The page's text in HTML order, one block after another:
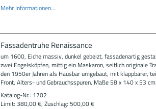
Mehr Informationen...
Fassadentruhe Renaissance
um 1600, Eiche massiv, dunkel gebeizt, fassadenartig
zwei Engelsköpfen, mittig ein Maskaron, seitlich originale
den 1950er Jahren als Hausbar umgebaut, mit klappbarer,
Front, Alters- und Gebrauchsspuren, Maße 58 x 140 x 53 cm.
Katalog-Nr.: 1702
Limit: 380,00 €, Zuschlag: 500,00 €